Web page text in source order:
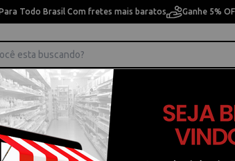
Todo Brasil Com fretes mais baratos Ganhe 5%
Desenho
de Acetato para Pintura 07x15 cm OPA - 1946 - Arabesco